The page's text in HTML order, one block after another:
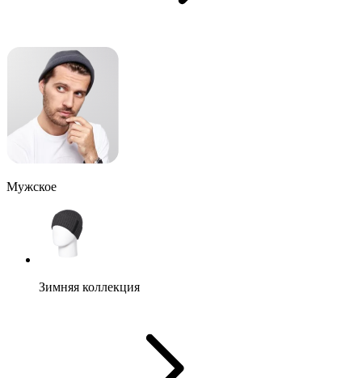
Мужское
Зимняя коллекция